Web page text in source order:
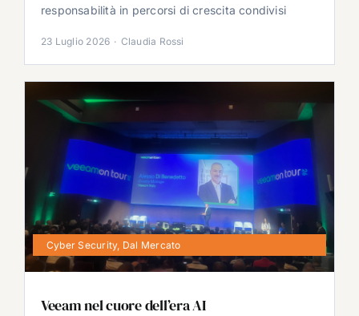
responsabilità in percorsi di crescita condivisi
23 Luglio 2026 · Claudia Rossi
Cyber Security, Dal Mercato
Veeam nel cuore dell’era AI